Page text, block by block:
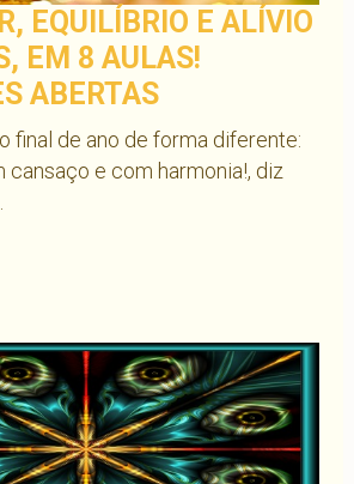
EQUILÍBRIO E ALÍVIO
EM 8 AULAS!
ABERTAS
final de ano de forma diferente:
e com harmonia!, diz